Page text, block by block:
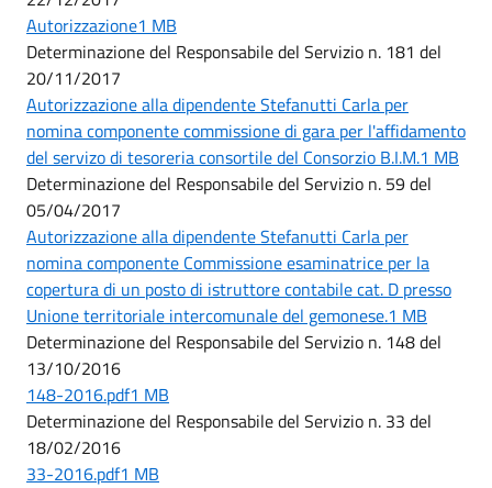
Autorizzazione1 MB
Determinazione del Responsabile del Servizio n. 181 del
20/11/2017
Autorizzazione alla dipendente Stefanutti Carla per
nomina componente commissione di gara per l'affidamento
del servizo di tesoreria consortile del Consorzio B.I.M.1 MB
Determinazione del Responsabile del Servizio n. 59 del
05/04/2017
Autorizzazione alla dipendente Stefanutti Carla per
nomina componente Commissione esaminatrice per la
copertura di un posto di istruttore contabile cat. D presso
Unione territoriale intercomunale del gemonese.1 MB
Determinazione del Responsabile del Servizio n. 148 del
13/10/2016
148-2016.pdf1 MB
Determinazione del Responsabile del Servizio n. 33 del
18/02/2016
33-2016.pdf1 MB